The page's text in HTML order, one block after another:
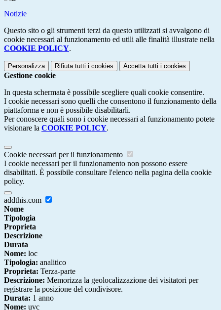
Notizie
Questo sito o gli strumenti terzi da questo utilizzati si avvalgono di
cookie necessari al funzionamento ed utili alle finalità illustrate nella
COOKIE POLICY.
Personalizza Rifiuta tutti i cookies Accetta tutti i cookies
Gestione cookie
In questa schermata è possibile scegliere quali cookie consentire.
I cookie necessari sono quelli che consentono il funzionamento della
piattaforma e non è possibile disabilitarli.
Per conoscere quali sono i cookie necessari al funzionamento potete
visionare la COOKIE POLICY.
Cookie necessari per il funzionamento
I cookie necessari per il funzionamento non possono essere
disabilitati. È possibile consultare l'elenco nella pagina della cookie
policy.
addthis.com
Nome
Tipologia
Proprieta
Descrizione
Durata
Nome: loc
Tipologia: analitico
Proprieta: Terza-parte
Descrizione: Memorizza la geolocalizzazione dei visitatori per
registrare la posizione del condivisore.
Durata: 1 anno
Nome: uvc